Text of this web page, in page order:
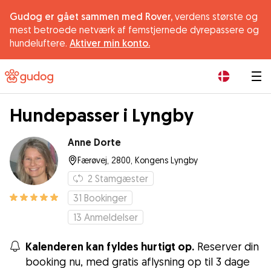
Gudog er gået sammen med Rover, verdens største og
mest betroede netværk af femstjernede dyrepassere og
hundeluftere. Aktiver min konto.
Hundepasser i Lyngby
Anne Dorte
Færøvej, 2800, Kongens Lyngby
2 Stamgæster
31 Bookinger
13 Anmeldelser
Kalenderen kan fyldes hurtigt op. Reserver din
booking nu, med gratis aflysning op til 3 dage